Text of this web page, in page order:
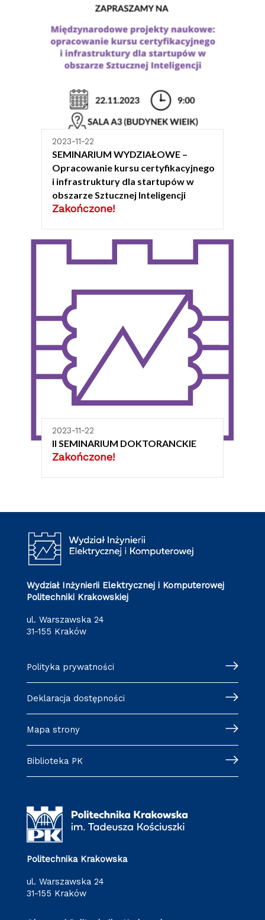
2023-11-22
SEMINARIUM WYDZIAŁOWE –
Opracowanie kursu certyfikacyjnego
i infrastruktury dla startupów w
obszarze Sztucznej Inteligencji
Zakończone!
2023-11-22
II SEMINARIUM DOKTORANCKIE
Zakończone!
Wydział Inżynierii Elektrycznej i Komputerowej
Politechniki Krakowskiej
ul. Warszawska 24
31-155 Kraków
Polityka prywatności
Deklaracja dostępności
Mapa strony
Biblioteka PK
Politechnika Krakowska
ul. Warszawska 24
31-155 Kraków